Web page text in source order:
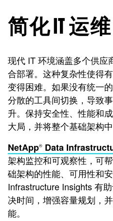
简化 IT 运维
现代 IT 环境涵盖多个供应
合部署。这种复杂性使得
变得困难。如果没有统一
分散的工具间切换，导致
升。保持安全性、性能和
大局，并将整个基础架构
NetApp® Data
架构监控和可观察性，可
础架构的性能、可用性和
Infrastructure Insights 有
决时间，增强容量规划，
能。